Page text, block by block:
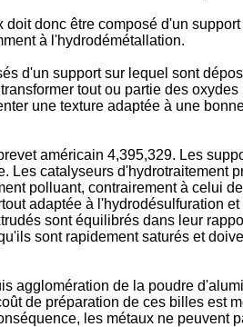
donc être composé d'un
à l'hydrodémétallation.
d'un support sur lequel sont
tout ou partie des
une texture adaptée à une
américain 4,395,329. Les
catalyseurs d'hydrotraitement
polluant, contrairement à celui
adaptée à l'hydrodésulfuration
sont équilibrés dans leur
sont rapidement saturés et
agglomération de la poudre
de préparation de ces billes est
les métaux ne peuvent